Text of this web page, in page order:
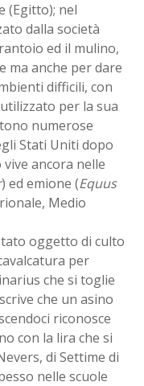
(Egitto); nel
dalla società
ed il mulino,
ma anche per dare
difficili, con
per la sua
numerose
Stati Uniti dopo
ancora nelle
) ed emione (Equus
Medio
oggetto di culto
per
che si toglie
che un asino
riconosce
con la lira che si
di Settime di
nelle scuole